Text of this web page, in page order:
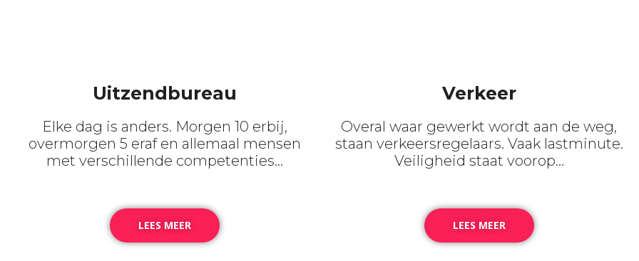
Uitzendbureau
Elke dag is anders. Morgen 10 erbij,
overmorgen 5 eraf en allemaal mensen
met verschillende competenties…
LEES MEER
Verkeer
Overal waar gewerkt wordt aan de weg,
staan verkeersregelaars. Vaak lastminute.
Veiligheid staat voorop…
LEES MEER